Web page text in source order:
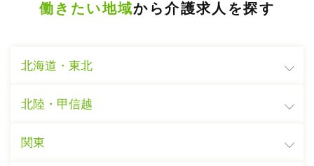
働きたい地域から介護求人を探す
北海道・東北
北陸・甲信越
関東